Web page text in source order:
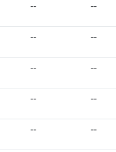
-- --
-- --
-- --
-- --
-- --